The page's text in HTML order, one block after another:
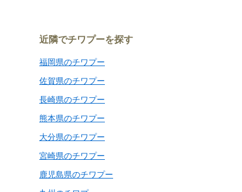
近隣でチワプーを探す
福岡県のチワプー
佐賀県のチワプー
長崎県のチワプー
熊本県のチワプー
大分県のチワプー
宮崎県のチワプー
鹿児島県のチワプー